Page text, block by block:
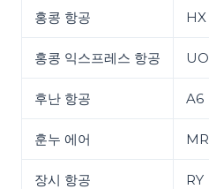
홍콩 항공 HX
홍콩 익스프레스 항공 UO
후난 항공 A6
훈누 에어 MR
장시 항공 RY